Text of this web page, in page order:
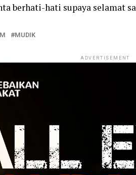
berhati-hati supaya selamat
MUDIK
ADVERTISEMENT